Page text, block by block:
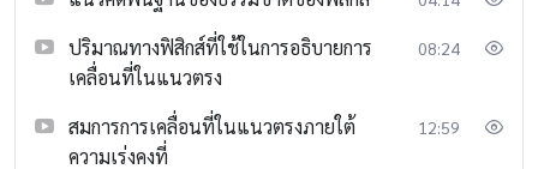
ปริมาณทางฟิสิกส์ที่ใช้ในการอธิบายการ
เคลื่อนที่ในแนวตรง
08:24
สมการการเคลื่อนที่ในแนวตรงภายใต้
ความเร่งคงที่
12:59